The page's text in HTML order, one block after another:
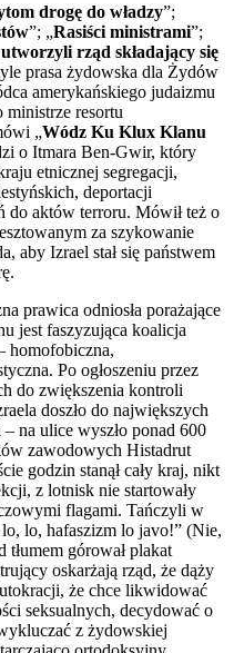
drogę do władzy”;
”; „Rasiści ministrami”;
rząd składający się
prasa żydowska dla Żydów
amerykańskiego judaizmu
ministrze resortu
„Wódz Ku Klux Klanu
o Itmara Ben-Gwir, który
etnicznej segregacji,
deportacji
do aktów terroru. Mówił też o
za szykowanie
aby Izrael stał się państwem
prawica odniosła porażające
jest faszyzująca koalicja
homofobiczna,
Po ogłoszeniu przez
do zwiększenia kontroli
doszło do największych
na ulice wyszło ponad 600
zawodowych Histadrut
godzin stanął cały kraj, nikt
z lotnisk nie startowały
flagami. Tańczyli w
lo, hafaszizm lo javo!” (Nie,
górował plakat
oskarżają rząd, że dąży
że chce likwidować
seksualnych, decydować o
z żydowskiej